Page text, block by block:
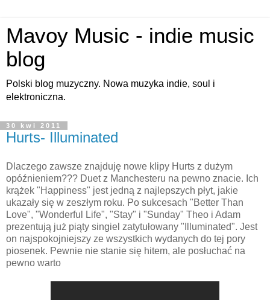
Mavoy Music - indie music
blog
Polski blog muzyczny. Nowa muzyka indie, soul i
elektroniczna.
30 kwi 2011
Hurts- Illuminated
Dlaczego zawsze znajduję nowe klipy Hurts z dużym
opóźnieniem??? Duet z Manchesteru na pewno znacie. Ich
krążek "Happiness" jest jedną z najlepszych płyt, jakie
ukazały się w zeszłym roku. Po sukcesach "Better Than
Love", "Wonderful Life", "Stay" i "Sunday" Theo i Adam
prezentują już piąty singiel zatytułowany "Illuminated". Jest
on najspokojniejszy ze wszystkich wydanych do tej pory
piosenek. Pewnie nie stanie się hitem, ale posłuchać na
pewno warto